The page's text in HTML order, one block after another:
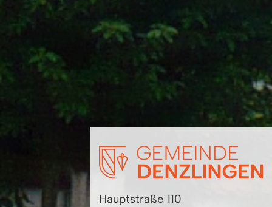
Hauptstraße 110